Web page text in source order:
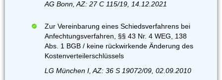
AG Bonn, AZ: 27 C 115/19, 14.12.2021
Zur Vereinbarung eines Schiedsverfahrens bei
Anfechtungsverfahren, §§ 43 Nr. 4 WEG, 138
Abs. 1 BGB / keine rückwirkende Änderung des
Kostenverteilerschlüssels
LG München I, AZ: 36 S 19072/09, 02.09.2010